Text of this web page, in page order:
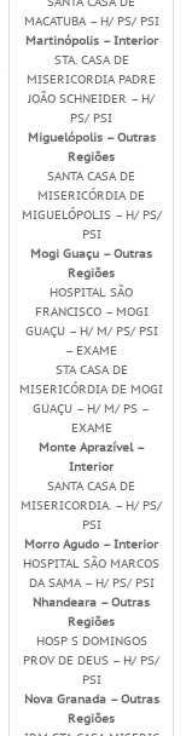
MACATUBA – H/ PS/ PSI
Martinópolis – Interior
STA. CASA DE
MISERICORDIA PADRE
JOÃO SCHNEIDER – H/
PS/ PSI
Miguelópolis – Outras
Regiões
SANTA CASA DE
MISERICÓRDIA DE
MIGUELÓPOLIS – H/ PS/
PSI
Mogi Guaçu – Outras
Regiões
HOSPITAL SÃO
FRANCISCO – MOGI
GUAÇU – H/ M/ PS/ PSI
– EXAME
STA CASA DE
MISERICÓRDIA DE MOGI
GUAÇU – H/ M/ PS –
EXAME
Monte Aprazível –
Interior
SANTA CASA DE
MISERICORDIA. – H/ PS/
PSI
Morro Agudo – Interior
HOSPITAL SÃO MARCOS
DA SAMA – H/ PS/ PSI
Nhandeara – Outras
Regiões
HOSP S DOMINGOS
PROV DE DEUS – H/ PS/
PSI
Nova Granada – Outras
Regiões